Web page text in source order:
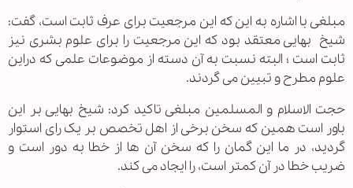
مبلغی با اشاره به این که این مرجعیت برای عرف ثابت است، گفت:
شیخ بهایی معتقد بود که این مرجعیت را برای علوم بشری نیز
ثابت است ؛ البته نسبت به آن دسته از موضوعات علمی که دراین
علوم مطرح و تبیین می گردند.
حجت الاسلام و المسلمین مبلغی تاکید کرد: شیخ بهایی بر این
باور است همین که سخن برخی از اهل تخصص بر یک رای استوار
گردید، در ما این گمان را که سخن آن ها از خطا به دور است و
ضریب خطا در آن کمتر است، را ایجاد می کند.